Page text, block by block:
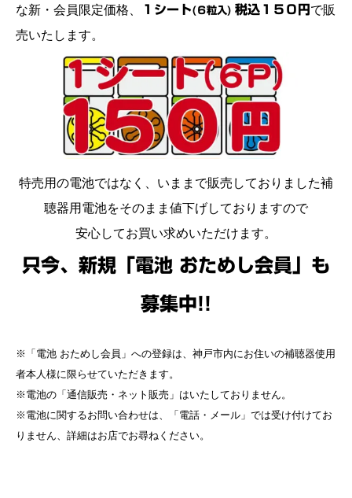
な新・会員限定価格、 １シート(６粒入) 税込１５０円 で販
売いたします。
特売用の電池ではなく、いままで販売しておりました補
聴器用電池をそのまま値下げしておりますので
安心してお買い求めいただけます。
只今、新規「電池 おためし会員」も
募集中!!
※「電池 おためし会員」への登録は、神戸市内にお住いの補聴器使用
者本人様に限らせていただきます。
※電池の「通信販売・ネット販売」はいたしておりません。
※電池に関するお問い合わせは、「電話・メール」では受け付けてお
りません、詳細はお店でお尋ねください。